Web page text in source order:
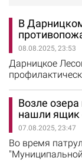
В
08.08.2025, 23:53
Дарницкое
Дарницком ЛПХ.
километров
километров
повышенным…
Возле
нашли ящик
07.08.2025, 23:47
Во время